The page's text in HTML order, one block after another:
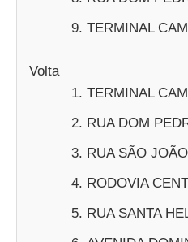
TERMINAL
Volta
TERMINAL
RUA DOM
RUA SÃO JOÃO
RODOVIA
RUA SANTA